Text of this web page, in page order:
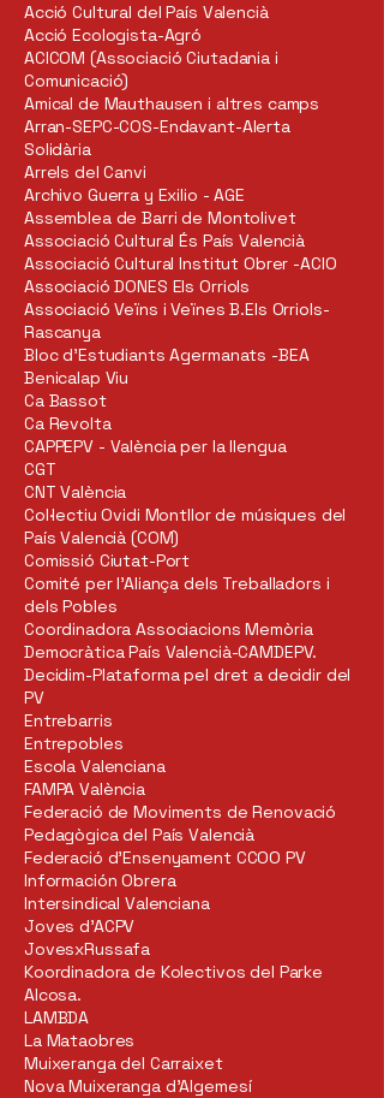
Acció Cultural del País Valencià
Acció Ecologista-Agró
ACICOM (Associació Ciutadania i
Comunicació)
Amical de Mauthausen i altres camps
Arran-SEPC-COS-Endavant-Alerta
Solidària
Arrels del Canvi
Archivo Guerra y Exilio - AGE
Assemblea de Barri de Montolivet
Associació Cultural És País Valencià
Associació Cultural Institut Obrer -ACIO
Associació DONES Els Orriols
Associació Veïns i Veïnes B.Els Orriols-
Rascanya
Bloc d’Estudiants Agermanats -BEA
Benicalap Viu
Ca Bassot
Ca Revolta
CAPPEPV - València per la llengua
CGT
CNT València
Col·lectiu Ovidi Montllor de músiques del
País Valencià (COM)
Comissió Ciutat-Port
Comité per l'Aliança dels Treballadors i
dels Pobles
Coordinadora Associacions Memòria
Democràtica País Valencià-CAMDEPV.
Decidim-Plataforma pel dret a decidir del
PV
Entrebarris
Entrepobles
Escola Valenciana
FAMPA València
Federació de Moviments de Renovació
Pedagògica del País Valencià
Federació d'Ensenyament CCOO PV
Información Obrera
Intersindical Valenciana
Joves d'ACPV
JovesxRussafa
Koordinadora de Kolectivos del Parke
Alcosa.
LAMBDA
La Mataobres
Muixeranga del Carraixet
Nova Muixeranga d'Algemesí